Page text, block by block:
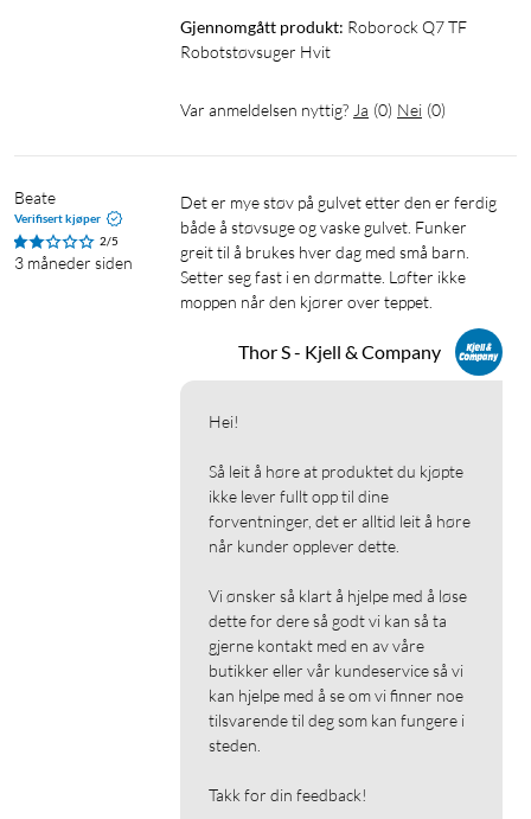
Strømkabel
Hurtigstartguide/bruksanvisning
Gjennomgått produkt: Roborock Q7 TF
Robotstøvsuger Hvit
Var anmeldelsen nyttig? Ja (0) Nei (0)
Beate
Verifisert kjøper
2/5
3 måneder siden
Det er mye støv på gulvet etter den er ferdig
både å støvsuge og vaske gulvet. Funker
greit til å brukes hver dag med små barn.
Setter seg fast i en dørmatte. Løfter ikke
moppen når den kjører over teppet.
Thor S - Kjell & Company
Hei!
Så leit å høre at produktet du kjøpte
ikke lever fullt opp til dine
forventninger, det er alltid leit å høre
når kunder opplever dette.
Vi ønsker så klart å hjelpe med å løse
dette for dere så godt vi kan så ta
gjerne kontakt med en av våre
butikker eller vår kundeservice så vi
kan hjelpe med å se om vi finner noe
tilsvarende til deg som kan fungere i
steden.
Takk for din feedback!